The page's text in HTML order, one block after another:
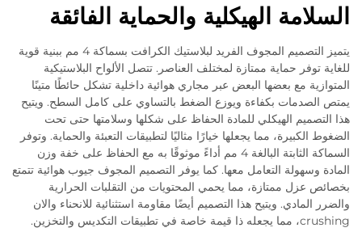
السلامة الهيكلية والحماية الفائقة
يتميز التصميم المجوف الفريد لبلاستيك الكرافت بسماكة 4 مم ببنية قوية
للغاية توفر حماية ممتازة لمختلف العناصر. تتصل الألواح البلاستيكية
المتوازية مع بعضها البعض عبر مجاري هوائية داخلية تشكل حائطًا متينًا
يمتص الصدمات بكفاءة ويوزع الضغط بالتساوي على كامل السطح. ويتيح
هذا التصميم الهيكلي للمادة الحفاظ على شكلها وسلامتها حتى تحت
الضغوط الكبيرة، مما يجعلها خيارًا مثاليًا لتطبيقات التعبئة والحماية. وتوفر
السماكة الثابتة البالغة 4 مم أداءً موثوقًا به مع الحفاظ على خفة وزن
المادة وسهولة التعامل معها. كما يوفر التصميم المجوف جيوب هوائية تتمتع
بخصائص عزل ممتازة، مما يحمي المحتويات من التقلبات الحرارية
والضرر المادي. ويتيح هذا التصميم أيضًا مقاومة استثنائية للانحناء والان
crushing، مما يجعله ذا قيمة خاصة في تطبيقات التكديس والتخزين.